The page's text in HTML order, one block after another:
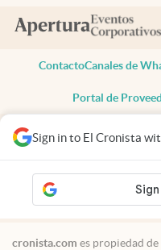
Sign in to El Cronista
ContactoCanales de
Portal de
Todos los
Tel:
cronista.com es propiedad